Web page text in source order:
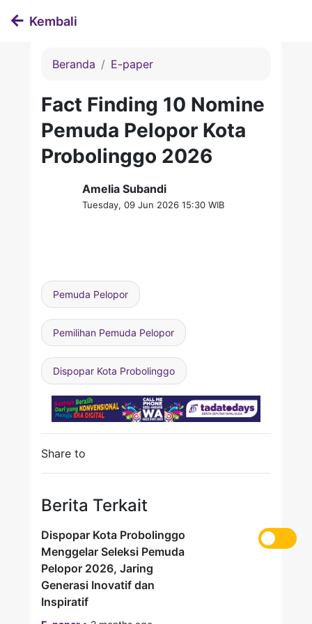
Kembali
Beranda E-paper
Fact Finding 10 Nomine
Pemuda Pelopor Kota
Probolinggo 2026
Amelia Subandi
Tuesday, 09 Jun 2026 15:30 WIB
Pemuda Pelopor
Pemilihan Pemuda Pelopor
Dispopar Kota Probolinggo
Share to
Berita Terkait
Dispopar Kota Probolinggo
Menggelar Seleksi Pemuda
Pelopor 2026, Jaring
Generasi Inovatif dan
Inspiratif